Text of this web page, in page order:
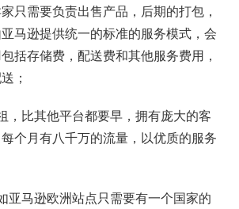
只需要负责出售产品，后期的打包，
马逊提供统一的标准的服务模式，会
括存储费，配送费和其他服务费用，
；
，比其他平台都要早，拥有庞大的客
个月有八千万的流量，以优质的服务
亚马逊欧洲站点只需要有一个国家的